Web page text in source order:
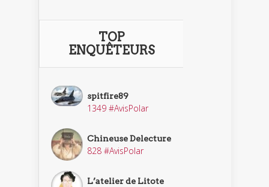
TOP
ENQUÊTEURS
spitfire89
1349 #AvisPolar
Chineuse Delecture
828 #AvisPolar
L’atelier de Litote